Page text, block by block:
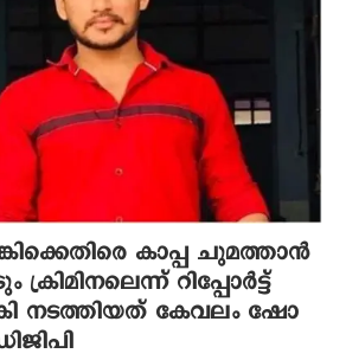
കാപ്പ ചുമത്താൻ
റിപ്പോർട്ട്
നടത്തിയത് കേവലം ഷോ